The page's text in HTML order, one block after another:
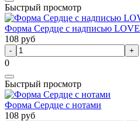
Быстрый просмотр
Форма Сердце с надписью LOVE
108 руб
0
Быстрый просмотр
Форма Сердце с нотами
108 руб